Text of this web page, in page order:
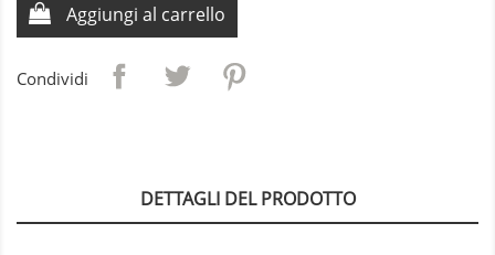
Aggiungi al carrello
Condividi
DETTAGLI DEL PRODOTTO